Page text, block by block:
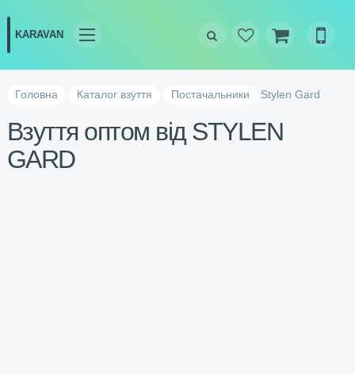
Головна Каталог взуття Постачальники Stylen Gard
Взуття оптом від STYLEN
GARD